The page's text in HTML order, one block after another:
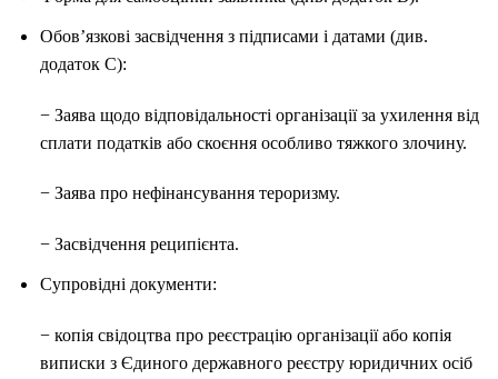
Обов’язкові засвідчення з підписами і датами (див.
додаток С):
− Заява щодо відповідальності організації за ухилення від
сплати податків або скоєння особливо тяжкого злочину.
− Заява про нефінансування тероризму.
− Засвідчення реципієнта.
Супровідні документи:
− копія свідоцтва про реєстрацію організації або копія
виписки з Єдиного державного реєстру юридичних осіб